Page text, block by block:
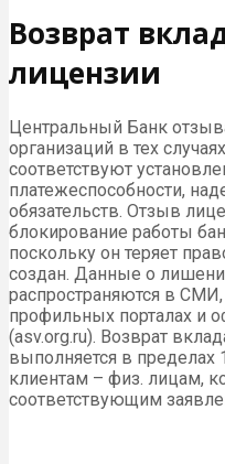
Возврат
лицензии
Центральный Банк
организаций в тех
соответствуют
платежеспособности,
обязательств. Отзыв
блокирование работы
поскольку он теряет
создан. Данные о
распространяются в
профильных порталах и
(asv.org.ru). Возврат
выполняется в пределах
клиентам – физ. лицам,
соответствующим